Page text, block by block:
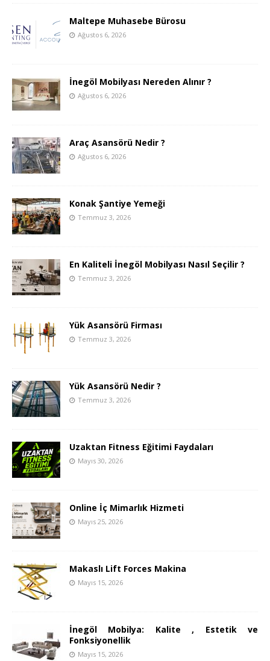
Maltepe Muhasebe Bürosu
Ağustos 6, 2026
İnegöl Mobilyası Nereden Alınır ?
Ağustos 6, 2026
Araç Asansörü Nedir ?
Ağustos 6, 2026
Konak Şantiye Yemeği
Temmuz 3, 2026
En Kaliteli İnegöl Mobilyası Nasıl Seçilir ?
Temmuz 3, 2026
Yük Asansörü Firması
Temmuz 3, 2026
Yük Asansörü Nedir ?
Temmuz 3, 2026
Uzaktan Fitness Eğitimi Faydaları
Mayıs 30, 2026
Online İç Mimarlık Hizmeti
Mayıs 25, 2026
Makaslı Lift Forces Makina
Mayıs 15, 2026
İnegöl Mobilya: Kalite , Estetik ve
Fonksiyonellik
Mayıs 15, 2026